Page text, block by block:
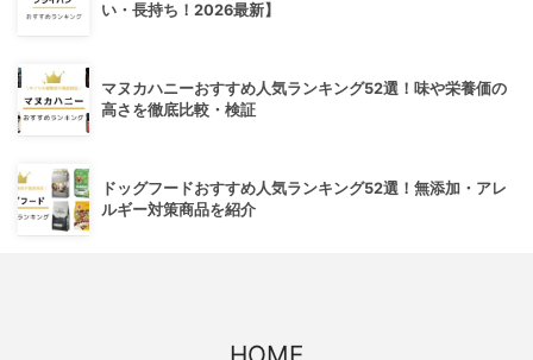
い・長持ち！2026最新】
マヌカハニーおすすめ人気ランキング52選！味や栄養価の
高さを徹底比較・検証
ドッグフードおすすめ人気ランキング52選！無添加・アレ
ルギー対策商品を紹介